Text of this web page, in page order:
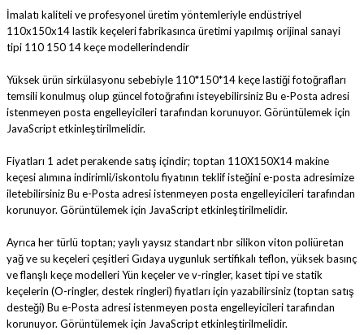
İmalatı kaliteli ve profesyonel üretim yöntemleriyle endüstriyel
110x150x14 lastik keçeleri fabrikasınca üretimi yapılmış orijinal sanayi
tipi 110 150 14 keçe modellerindendir
Yüksek ürün sirkülasyonu sebebiyle 110*150*14 keçe lastiği fotoğrafları
temsili konulmuş olup güncel fotoğrafını isteyebilirsinizBu e-Posta adresi
istenmeyen posta engelleyicileri tarafından korunuyor. Görüntülemek için
JavaScript etkinleştirilmelidir.
Fiyatları 1 adet perakende satış içindir; toptan 110X150X14 makine
keçesi alımına indirimli/iskontolu fiyatının teklif isteğini e-posta adresimize
iletebilirsinizBu e-Posta adresi istenmeyen posta engelleyicileri tarafından
korunuyor. Görüntülemek için JavaScript etkinleştirilmelidir.
Ayrıca her türlü toptan; yaylı yaysız standart nbr silikon viton poliüretan
yağ ve su keçeleri çeşitleri Gıdaya uygunluk sertifikalı teflon, yüksek basınç
ve flanşlı keçe modelleri Yün keçeler ve v-ringler, kaset tipi ve statik
keçelerin (O-ringler, destek ringleri) fiyatları için yazabilirsiniz (toptan satış
desteği) Bu e-Posta adresi istenmeyen posta engelleyicileri tarafından
korunuyor. Görüntülemek için JavaScript etkinleştirilmelidir.